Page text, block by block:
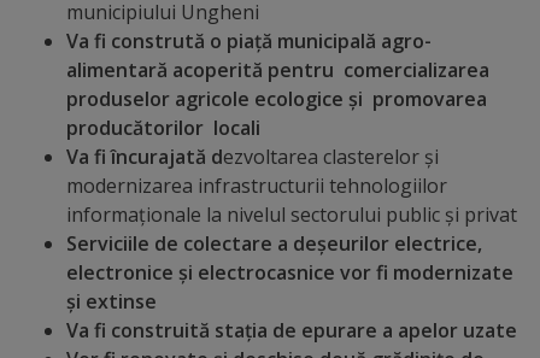
Drumuri
și
străzi
Lista
străzilor
Reabilitare
municipiului Ungheni
Va fi constrută o piață municipală agro-
alimentară acoperită pentru comercializarea
produselor agricole ecologice și promovarea
producătorilor locali
Va fi încurajată dezvoltarea clasterelor și
modernizarea infrastructurii tehnologiilor
informaționale la nivelul sectorului public şi privat
Serviciile de colectare a deșeurilor electrice,
electronice și electrocasnice vor fi modernizate
și extinse
Va fi construită stația de epurare a apelor uzate